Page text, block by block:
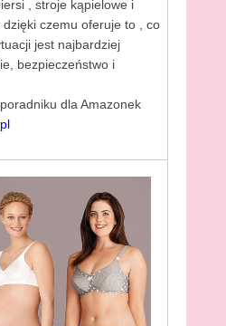
, stroje kąpielowe i
czemu oferuje to , co
jest najbardziej
bezpieczeństwo i
dla Amazonek